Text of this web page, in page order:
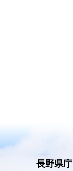
長野県庁